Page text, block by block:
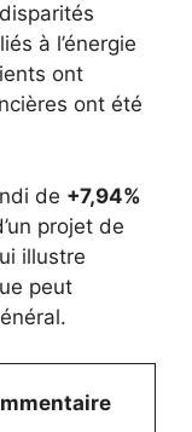
à l’énergie
ont
ont été
de +7,94%
projet de
illustre
peut